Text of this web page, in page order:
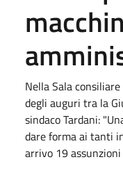
Nella Sala
degli auguri tra la
sindaco Tardani:
dare forma ai tanti
arrivo 19 assunzioni